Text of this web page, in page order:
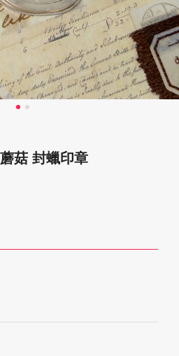
菇 封蠟印章